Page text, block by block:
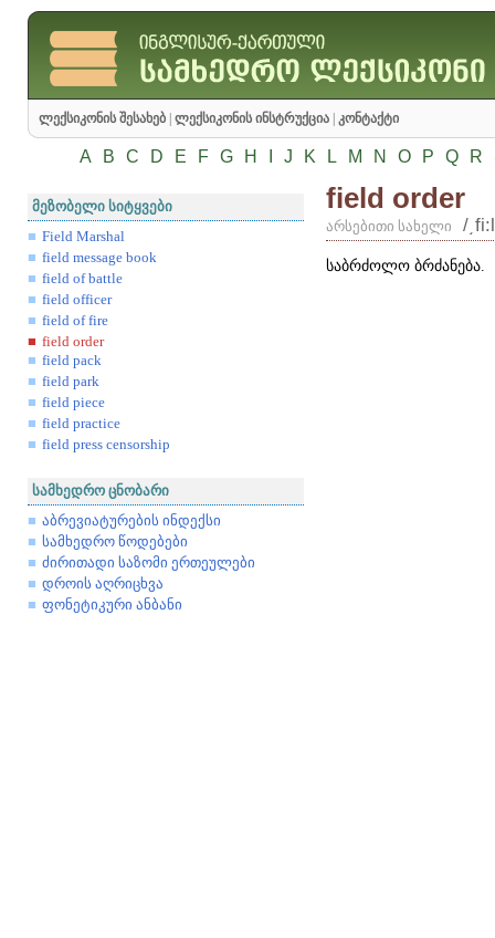
ლექსიკონის შესახებ ლექსიკონის ინსტრუქცია კონტაქტი
A B C D E F G H J K L M N O P Q R
მეზობელი სიტყვები
Field Marshal
field message book
field of battle
field officer
field of fire
field order
field pack
field park
field piece
field practice
field press censorship
სამხედრო ცნობარი
აბრევიატურების ინდექსი
სამხედრო წოდებები
ძირითადი საზომი ერთეულები
დროის აღრიცხვა
ფონეტიკური ანბანი
field order
არსებითი სახელი /
საბრძოლო ბრძანება.